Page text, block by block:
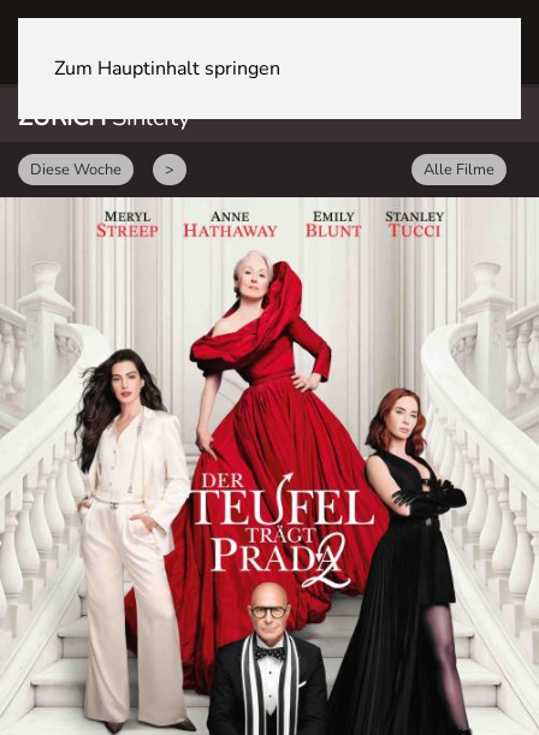
Zum Hauptinhalt springen
ZÜRICHSihlcity
Diese Woche > Alle Filme